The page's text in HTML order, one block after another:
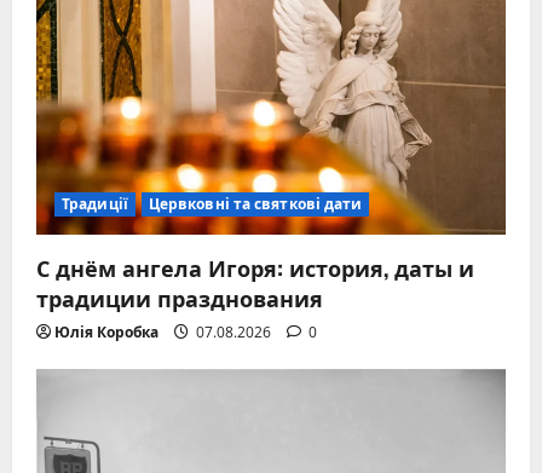
Традиції Цервковні та святкові дати
С днём ангела Игоря: история, даты и
традиции празднования
Юлія Коробка 07.08.2026 0